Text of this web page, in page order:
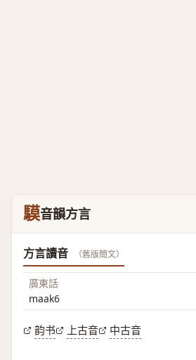
䮬音韻方言
方言讀音 （舊版簡文）
廣東話
maak6
韵书 上古音 中古音